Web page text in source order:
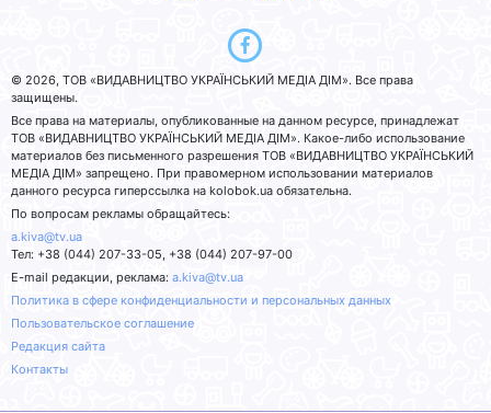
© 2026, ТОВ «ВИДАВНИЦТВО УКРАЇНСЬКИЙ МЕДІА ДІМ». Все права
защищены.
Все права на материалы, опубликованные на данном ресурсе, принадлежат
ТОВ «ВИДАВНИЦТВО УКРАЇНСЬКИЙ МЕДІА ДІМ». Какое-либо использование
материалов без письменного разрешения ТОВ «ВИДАВНИЦТВО УКРАЇНСЬКИЙ
МЕДІА ДІМ» запрещено. При правомерном использовании материалов
данного ресурса гиперссылка на kolobok.ua обязательна.
По вопросам рекламы обращайтесь:
a.kiva@tv.ua
Тел: +38 (044) 207-33-05, +38 (044) 207-97-00
E-mail редакции, реклама: a.kiva@tv.ua
Политика в сфере конфиденциальности и персональных данных
Пользовательское соглашение
Редакция сайта
Контакты